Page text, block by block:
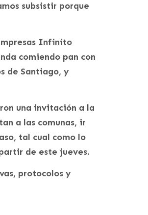
subsistir porque
Infinito
comiendo pan con
de Santiago, y
una invitación a la
a las comunas, ir
tal cual como lo
de este jueves.
protocolos y